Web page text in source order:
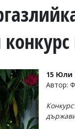
15 Юли
Автор: